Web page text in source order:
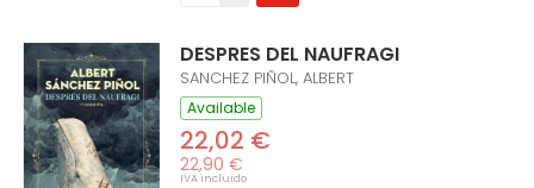
DESPRES DEL NAUFRAGI
SANCHEZ PIÑOL, ALBERT
Available
22,02 €
22,90 €
IVA incluido